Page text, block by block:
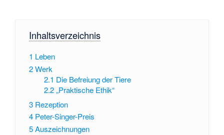
Inhaltsverzeichnis
1 Leben
2Werk
2.1 Die Befreiung der Tiere
2.2 „Praktische Ethik“
3 Rezeption
4 Peter-Singer-Preis
5Auszeichnungen